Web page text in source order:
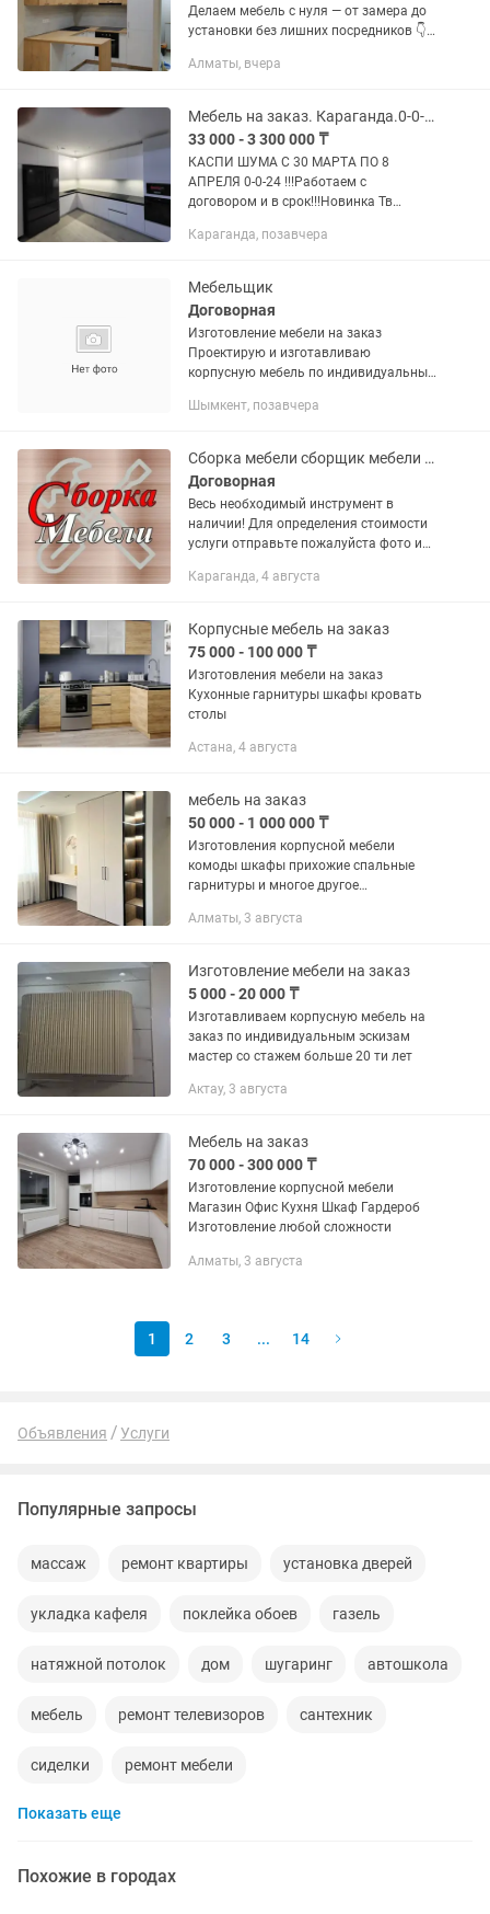
Делаем мебель с нуля — от замера до
установки без лишних посредников 👇
Чертежи и планировка под ваше
сразу под...
Алматы, вчера
Мебель на заказ. Караганда.0-0-24
33 000 - 3 300 000 ₸
КАСПИ ШУМА С 30 МАРТА ПО 8
АПРЕЛЯ 0-0-24 !!!Работаем с
договором и в срок!!!Новинка Тв
натурального шпона нестандартной
Каспи...
Караганда, позавчера
Мебельщик
Договорная
Изготовление мебели на заказ
Проектирую и изготавливаю
корпусную мебель по индивидуальным
прихожие, диваны, пуфик и другую
Шымкент, позавчера
Сборка мебели сборщик мебели Караганда и пригород
Договорная
Весь необходимый инструмент в
наличии! Для определения стоимости
услуги отправьте пожалуйста фото или
обращении район города или название
Караганда, 4 августа
Корпусные мебель на заказ
75 000 - 100 000 ₸
Изготовления мебели на заказ
Кухонные гарнитуры шкафы кровать
столы
Астана, 4 августа
мебель на заказ
50 000 - 1 000 000 ₸
Изготовления корпусной мебели
комоды шкафы прихожие спальные
гарнитуры и многое другое
Алматы, 3 августа
Изготовление мебели на заказ
5 000 - 20 000 ₸
Изготавливаем корпусную мебель на
заказ по индивидуальным эскизам
мастер со стажем больше 20 ти лет
Актау, 3 августа
Мебель на заказ
70 000 - 300 000 ₸
Изготовление корпусной мебели
Магазин Офис Кухня Шкаф Гардероб
Изготовление любой сложности
Алматы, 3 августа
1 2 3 ... 14
Объявления Услуги
Популярные запросы
массаж ремонт квартиры установка дверей
укладка кафеля поклейка обоев газель
натяжной потолок дом шугаринг автошкола
мебель ремонт телевизоров сантехник
сиделки ремонт мебели
установка кондиционеров
Показать еще
Похожие в городах